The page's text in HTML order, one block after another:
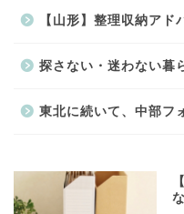
【山形】整理収納アド
探さない・迷わない暮
東北に続いて、中部フ